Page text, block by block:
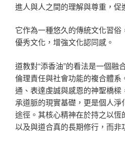
進人與人之間的理解與尊重，促
它作為一種悠久的傳統文化習
優秀文化，增強文化認同感。
道教對“添香油”的看法是一個融
倫理責任與社會功能的複合體系
通、表達虔誠與感恩的神聖橋
承道脈的現實基礎，更是個人
途徑。其核心精神在於持之以
以及與道合真的長期修行，而非